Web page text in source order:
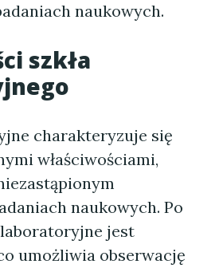
naukowych.
szkła
charakteryzuje się
właściwościami,
naukowych. Po
laboratoryjne jest
umożliwia obserwację